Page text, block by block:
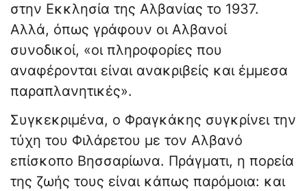
στην Εκκλησία της Αλβανίας το 1937.
Αλλά, όπως γράφουν οι Αλβανοί
συνοδικοί, «οι πληροφορίες που
αναφέρονται είναι ανακριβείς και έμμεσα
παραπλανητικές».
Συγκεκριμένα, ο Φραγκάκης συγκρίνει την
τύχη του Φιλάρετου με τον Αλβανό
επίσκοπο Βησσαρίωνα. Πράγματι, η πορεία
της ζωής τους είναι κάπως παρόμοια: και